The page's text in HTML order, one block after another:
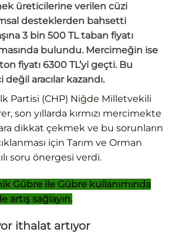
üreticilerine verilen cüzi
desteklerden bahsetti
3 bin 500 TL taban fiyatı
bulundu. Mercimeğin ise
fiyatı 6300 TL’yi geçti. Bu
aracılar kazandı.
Partisi (CHP) Niğde Milletvekili
son yıllarda kırmızı mercimekte
dikkat çekmek ve bu sorunların
için Tarım ve Orman
soru önergesi verdi.
Gübre ile Gübre kullanımında
artış sağlayın.
ithalat artıyor